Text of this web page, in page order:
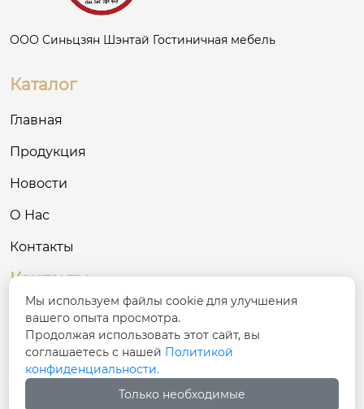
ООО Синьцзян Шэнтай Гостиничная мебель
Каталог
Главная
Продукция
Новости
О Нас
Контакты
Контакты
 № 68, улица Синфу, уезд Хутуби, Чанцзи-
Хуэйский автономный округ, Синьцзян
 137781801@qq.com
Мы используем файлы cookie для улучшения
вашего опыта просмотра.
Продолжая использовать этот сайт, вы
соглашаетесь с нашей Политикой
конфиденциальности.
Только необходимые